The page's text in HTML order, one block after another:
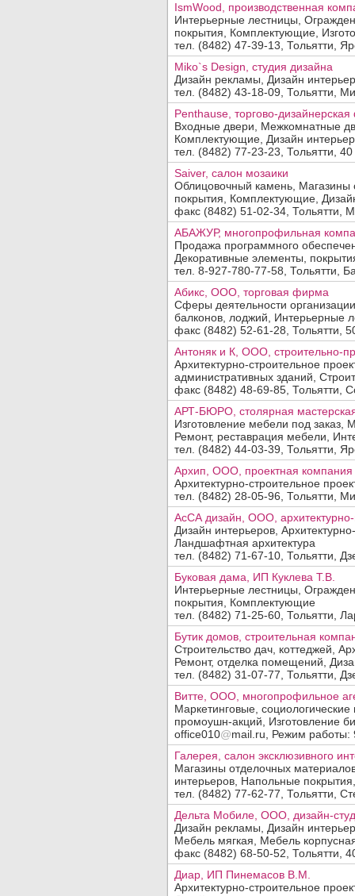
(введите пожалуйста число
)
размещения обращайтесь в отдел
IsmWood, производственная
Интерьерные лестницы,
покрытия, Комплектующие,
тел. (8482) 47-39-13, Тольятти,
Miko`s Design, студия дизайна
Дизайн рекламы, Дизайн
тел. (8482) 43-18-09, Тольятти,
Penthause, торгово-
Входные двери, Межкомнатные
Комплектующие, Дизайн
тел. (8482) 77-23-23, Тольятти,
Saiver, салон мозаики
Облицовочный камень,
покрытия, Комплектующие,
факс (8482) 51-02-34, Тольятти,
АБАЖУР, многопрофильная
Продажа программного
Декоративные элементы,
тел. 8-927-780-77-58, Тольятти,
Абикс, ООО, торговая фирма
Сферы деятельности
балконов, лоджий, Интерьерные
факс (8482) 52-61-28, Тольятти,
Антоняк и К, ООО, строительно-
Архитектурно-строительное
административных зданий,
факс (8482) 48-69-85, Тольятти,
АРТ-БЮРО, столярная
Изготовление мебели под заказ,
Ремонт, реставрация мебели,
тел. (8482) 44-03-39, Тольятти,
Архип, ООО, проектная компания
Архитектурно-строительное
тел. (8482) 28-05-96, Тольятти,
АсСА дизайн, ООО,
Дизайн интерьеров,
Ландшафтная архитектура
тел. (8482) 71-67-10, Тольятти,
Буковая дама, ИП Куклева Т.В.
Интерьерные лестницы,
покрытия, Комплектующие
тел. (8482) 71-25-60, Тольятти,
Бутик домов, строительная
Строительство дач, коттеджей,
Ремонт, отделка помещений,
тел. (8482) 31-07-77, Тольятти,
Витте, ООО, многопрофильное
Маркетинговые,
промоушн-акций, Изготовление
office010@mail.ru, Режим
Галерея, салон эксклюзивного
Магазины отделочных
интерьеров, Напольные
тел. (8482) 77-62-77, Тольятти,
Дельта Мобиле, ООО, дизайн-
Дизайн рекламы, Дизайн
Мебель мягкая, Мебель
факс (8482) 68-50-52, Тольятти,
Диар, ИП Пинемасов В.М.
Архитектурно-строительное